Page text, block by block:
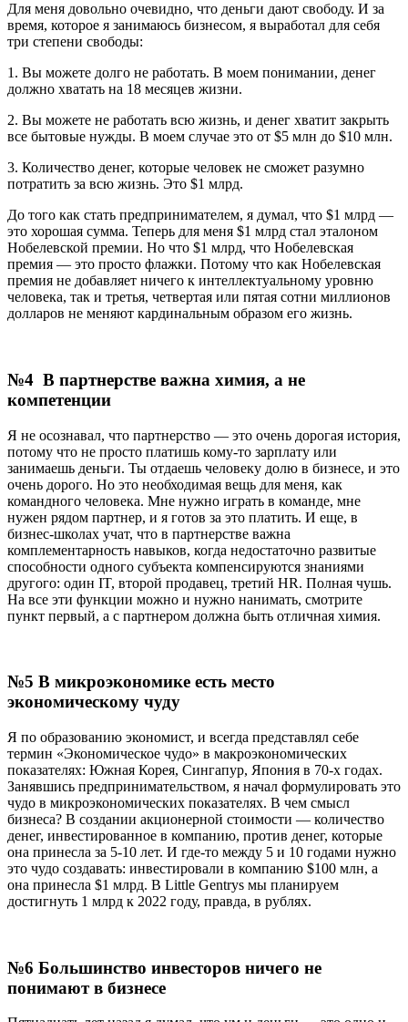
Для меня довольно очевидно, что деньги дают свободу. И за
время, которое я занимаюсь бизнесом, я выработал для себя
три степени свободы:
1. Вы можете долго не работать. В моем понимании, денег
должно хватать на 18 месяцев жизни.
2. Вы можете не работать всю жизнь, и денег хватит закрыть
все бытовые нужды. В моем случае это от $5 млн до $10 млн.
3. Количество денег, которые человек не сможет разумно
потратить за всю жизнь. Это $1 млрд.
До того как стать предпринимателем, я думал, что $1 млрд —
это хорошая сумма. Теперь для меня $1 млрд стал эталоном
Нобелевской премии. Но что $1 млрд, что Нобелевская
премия — это просто флажки. Потому что как Нобелевская
премия не добавляет ничего к интеллектуальному уровню
человека, так и третья, четвертая или пятая сотни миллионов
долларов не меняют кардинальным образом его жизнь.
№4 В партнерстве важна химия, а не
компетенции
Я не осознавал, что партнерство — это очень дорогая история,
потому что не просто платишь кому-то зарплату или
занимаешь деньги. Ты отдаешь человеку долю в бизнесе, и это
очень дорого. Но это необходимая вещь для меня, как
командного человека. Мне нужно играть в команде, мне
нужен рядом партнер, и я готов за это платить. И еще, в
бизнес-школах учат, что в партнерстве важна
комплементарность навыков, когда недостаточно развитые
способности одного субъекта компенсируются знаниями
другого: один IT, второй продавец, третий HR. Полная чушь.
На все эти функции можно и нужно нанимать, смотрите
пункт первый, а с партнером должна быть отличная химия.
№5 В микроэкономике есть место
экономическому чуду
Я по образованию экономист, и всегда представлял себе
термин «Экономическое чудо» в макроэкономических
показателях: Южная Корея, Сингапур, Япония в 70-х годах.
Занявшись предпринимательством, я начал формулировать это
чудо в микроэкономических показателях. В чем смысл
бизнеса? В создании акционерной стоимости — количество
денег, инвестированное в компанию, против денег, которые
она принесла за 5-10 лет. И где-то между 5 и 10 годами нужно
это чудо создавать: инвестировали в компанию $100 млн, а
она принесла $1 млрд. В Little Gentrys мы планируем
достигнуть 1 млрд к 2022 году, правда, в рублях.
№6 Большинство инвесторов ничего не
понимают в бизнесе